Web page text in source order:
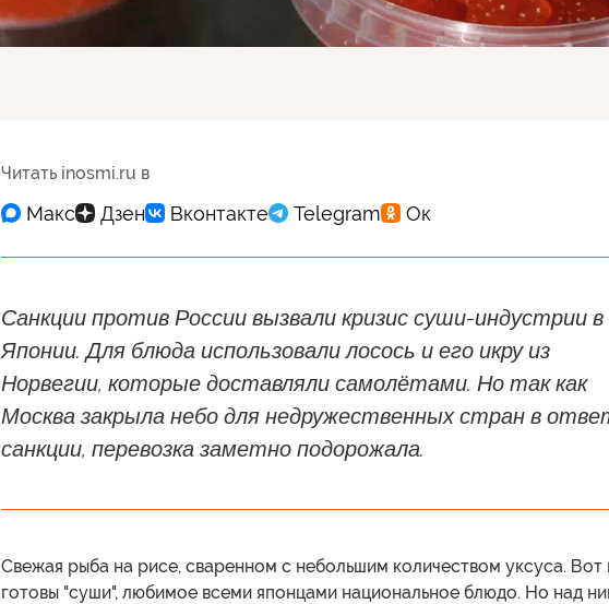
Читать inosmi.ru в
Санкции против России вызвали кризис суши-индустрии в
Японии. Для блюда использовали лосось и его икру из
Норвегии, которые доставляли самолётами. Но так как
Москва закрыла небо для недружественных стран в
санкции, перевозка заметно подорожала.
Свежая рыба на рисе, сваренном с небольшим количеством уксуса. Вот
готовы "суши", любимое всеми японцами национальное блюдо. Но над